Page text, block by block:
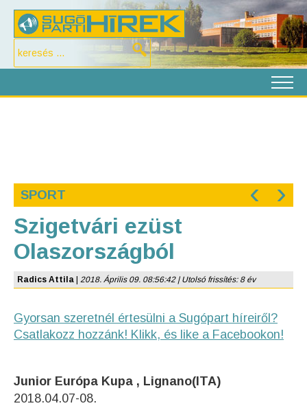
SPORT ‹ ›
Szigetvári ezüst
Olaszországból
Radics Attila 2018. Április 09. 08:56:42 | Utolsó frissítés: 8 év
Gyorsan szeretnél értesülni a Sugópart híreiről?
Csatlakozz hozzánk! Klikk, és like a Facebookon!
Junior Európa Kupa , Lignano(ITA)
2018.04.07-08.